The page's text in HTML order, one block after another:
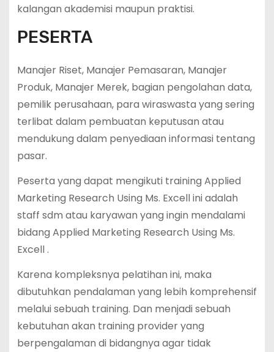
kalangan akademisi maupun praktisi.
PESERTA
Manajer Riset, Manajer Pemasaran, Manajer
Produk, Manajer Merek, bagian pengolahan data,
pemilik perusahaan, para wiraswasta yang sering
terlibat dalam pembuatan keputusan atau
mendukung dalam penyediaan informasi tentang
pasar.
Peserta yang dapat mengikuti training Applied
Marketing Research Using Ms. Excell ini adalah
staff sdm atau karyawan yang ingin mendalami
bidang Applied Marketing Research Using Ms.
Excell .
Karena kompleksnya pelatihan ini, maka
dibutuhkan pendalaman yang lebih komprehensif
melalui sebuah training. Dan menjadi sebuah
kebutuhan akan training provider yang
berpengalaman di bidangnya agar tidak